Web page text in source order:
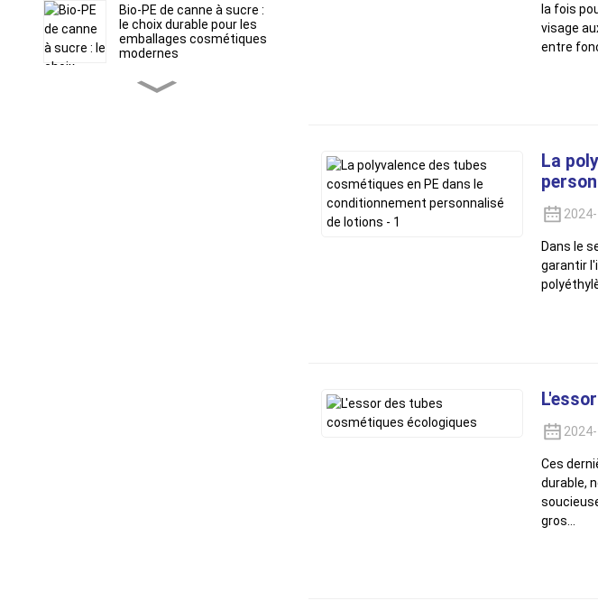
Bio-PE de canne à sucre :
le choix durable pour les
emballages cosmétiques
modernes
Personnalisation des
la fois
visage
entre
La
Dans le
garantir
Ces
durable,
gros…